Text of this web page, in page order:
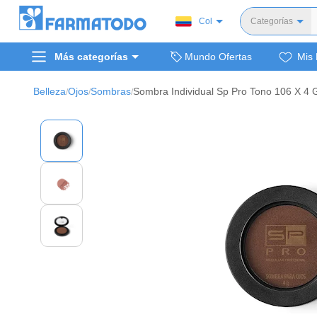
Col
Categorías
Hogar,
Bienestar y
Más categorías Mundo Ofertas Mis
Belleza/Ojos/Sombras/Sombra Individual Sp Pro Tono 106 X 4